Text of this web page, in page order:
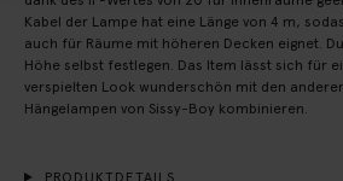
Kabel der Lampe hat eine Länge von 4 m,
auch für Räume mit höheren Decken eignet.
Höhe selbst festlegen. Das Item lässt sich für
verspielten Look wunderschön mit den
Hängelampen von Sissy-Boy kombinieren.
PRODUKTDETAILS